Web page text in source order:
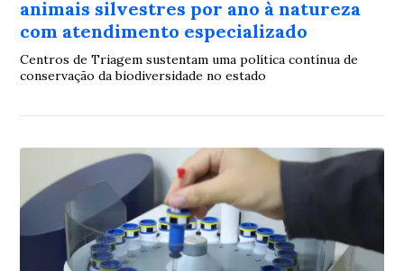
animais silvestres por ano à natureza
com atendimento especializado
Centros de Triagem sustentam uma política contínua de
conservação da biodiversidade no estado